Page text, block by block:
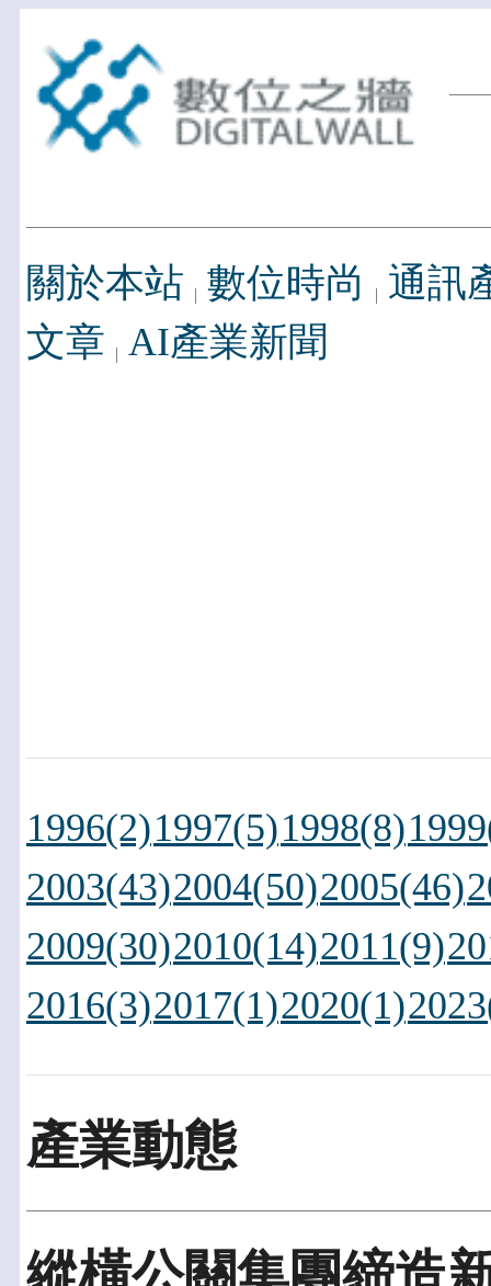
關於本站 數位時尚
通訊
文章 AI產業新聞
1996(2)1997(5)1998(8)
2003(43)2004(50)2005(46)
2009(30)2010(14)2011(9)
2016(3)2017(1)2020(1)
產業動態